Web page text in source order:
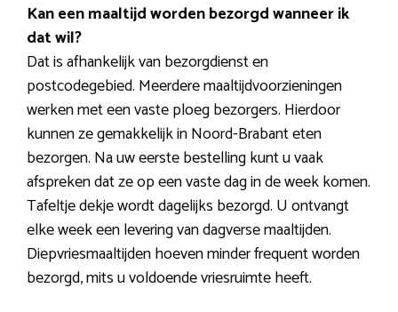
Kan een maaltijd worden bezorgd wanneer ik
dat wil?
Dat is afhankelijk van bezorgdienst en
postcodegebied. Meerdere maaltijdvoorzieningen
werken met een vaste ploeg bezorgers. Hierdoor
kunnen ze gemakkelijk in Noord-Brabant eten
bezorgen. Na uw eerste bestelling kunt u vaak
afspreken dat ze op een vaste dag in de week komen.
Tafeltje dekje wordt dagelijks bezorgd. U ontvangt
elke week een levering van dagverse maaltijden.
Diepvriesmaaltijden hoeven minder frequent worden
bezorgd, mits u voldoende vriesruimte heeft.